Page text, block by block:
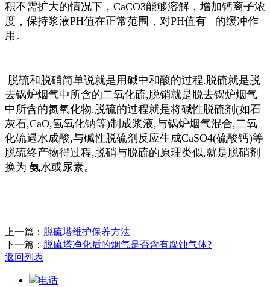
积不需扩大的情况下，CaCO3能够溶解，增加钙离子浓
度，保持浆液PH值在正常范围，对PH值有 的缓冲作
用。
脱硫和脱硝简单说就是用碱中和酸的过程.脱硫就是脱
去锅炉烟气中所含的二氧化硫,脱销就是脱去锅炉烟气
中所含的氮氧化物.脱硫的过程就是将碱性脱硫剂(如石
灰石,CaO,氢氧化钠等)制成浆液,与锅炉烟气混合,二氧
化硫遇水成酸,与碱性脱硫剂反应生成CaSO4(硫酸钙)等
脱硫终产物得过程,脱硝与脱硫的原理类似,就是脱硝剂
换为 氨水或尿素。
上一篇： 脱硫塔维护保养方法
下一篇： 脱硫塔净化后的烟气是否含有腐蚀气体?
返回列表
电话